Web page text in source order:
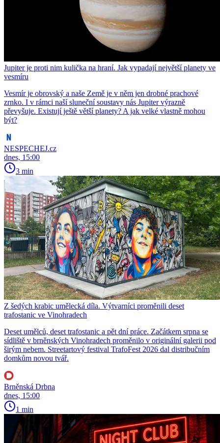
Jupiter je proti nim kulička na hraní. Jak vypadají největší planety ve
vesmíru
Vesmír je obrovský a naše Země je v něm jen drobné prachové
zrnko. I v rámci naší sluneční soustavy nás Jupiter výrazně
převyšuje. Existují ještě větší planety? A jak velké vlastně mohou
být?
NESPECHEJ.cz
dnes, 15:00
3 min
Z šedých krabic umělecká díla. Výtvarníci proměnili deset
trafostanic ve Vinohradech
Deset umělců, deset trafostanic a pět dní práce. Začátkem srpna se
sídliště v brněnských Vinohradech proměnilo v originální galerii pod
širým nebem. Streetartový festival TrafoFest 2026 dal distribučním
domkům novou tvář.
Brněnská Drbna
dnes, 15:00
1 min